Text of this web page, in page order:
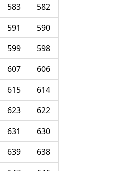
582
583
590
591
598
599
606
607
614
615
622
623
630
631
638
639